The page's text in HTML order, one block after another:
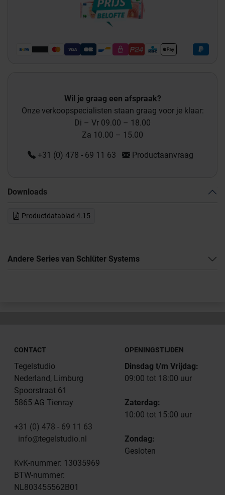
Wil je graag een afspraak?
Onze verkoopspecialisten staan graag voor je klaar:
Di – Vr 09.00 – 18.00
Za 10.00 – 15.00
+31 (0) 478 - 69 11 63 Productaanvraag
Downloads
Productdatablad 4.15
Andere Series van Schlüter Systems
CONTACT
Tegelstudio
Nederland, Limburg
Spoorstraat 61
5865 AG Tienray
+31 (0) 478 - 69 11 63
info@tegelstudio.nl
KvK-nummer: 13035969
BTW-nummer:
NL803455562B01
OPENINGSTIJDEN
Dinsdag t/m Vrijdag:
09:00 tot 18:00 uur
Zaterdag:
10:00 tot 15:00 uur
Zondag:
Gesloten